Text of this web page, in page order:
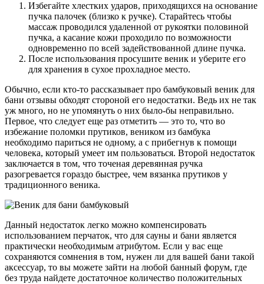
Избегайте хлестких ударов, приходящихся на основание
пучка палочек (близко к ручке). Старайтесь чтобы
массаж проводился удаленной от рукоятки половиной
пучка, а касание кожи проходило по возможности
одновременно по всей задействованной длине пучка.
После использования просушите веник и уберите его
для хранения в сухое прохладное место.
Обычно, если кто-то рассказывает про бамбуковый веник для
бани отзывы обходят стороной его недостатки. Ведь их не так
уж много, но не упомянуть о них было-бы неправильно.
Первое, что следует еще раз отметить — это то, что во
избежание поломки прутиков, веником из бамбука
необходимо париться не одному, а с прибегнув к помощи
человека, который умеет им пользоваться. Второй недостаток
заключается в том, что точеная деревянная ручка
разогревается гораздо быстрее, чем вязанка прутиков у
традиционного веника.
Данный недостаток легко можно компенсировать
использованием перчаток, что для сауны и бани является
практически необходимым атрибутом. Если у вас еще
сохраняются сомнения в том, нужен ли для вашей бани такой
аксессуар, то вы можете зайти на любой банный форум, где
без труда найдете достаточное количество положительных